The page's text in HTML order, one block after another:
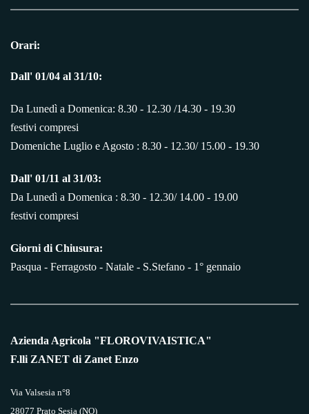
Orari:
Dall' 01/04 al 31/10:
Da Lunedì a Domenica: 8.30 - 12.30 /14.30 - 19.30
festivi compresi
Domeniche Luglio e Agosto : 8.30 - 12.30/ 15.00 - 19.30
Dall' 01/11 al 31/03:
Da Lunedì a Domenica : 8.30 - 12.30/ 14.00 - 19.00
festivi compresi
Giorni di Chiusura:
Pasqua - Ferragosto - Natale - S.Stefano - 1° gennaio
Azienda Agricola "FLOROVIVAISTICA"
F.lli ZANET di Zanet Enzo
Via Valsesia n°8
28077 Prato Sesia (NO)